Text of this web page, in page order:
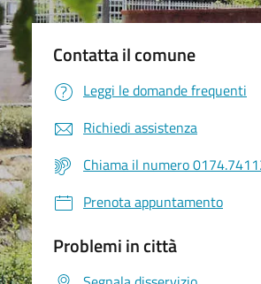
Contatta il comune
Leggi le domande frequenti
Richiedi assistenza
Chiama il numero
Prenota appuntamento
Problemi in città